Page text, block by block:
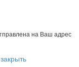
на Ваш адрес
закрыть